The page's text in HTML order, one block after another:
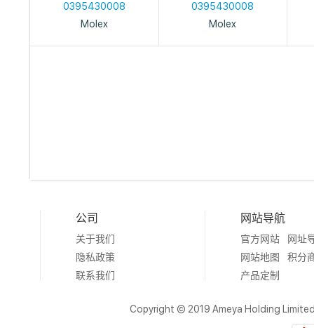
0395430008
Molex
0395430008
Molex
公司
关于我们
隐私政策
联系我们
网站导航
官方网站
网址
网站地图
积分
产品定制
Copyright © 2019 Ameya Holding